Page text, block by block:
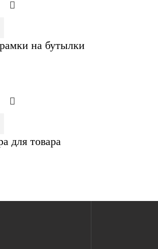
на бутылки
для товара